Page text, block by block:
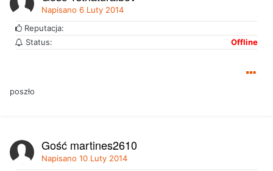
Napisano 6 Luty 2014
Reputacja:
Status:
Offline
poszło
Gość martines2610
Napisano 10 Luty 2014